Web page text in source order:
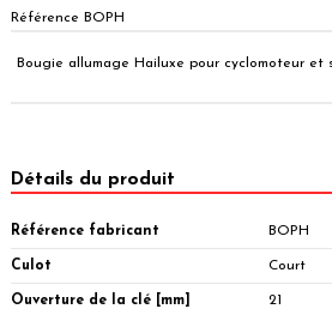
Référence BOPH
Bougie allumage Hailuxe pour cyclomoteur et
Détails du produit
Référence fabricant BOPH
Culot Court
Ouverture de la clé [mm] 21